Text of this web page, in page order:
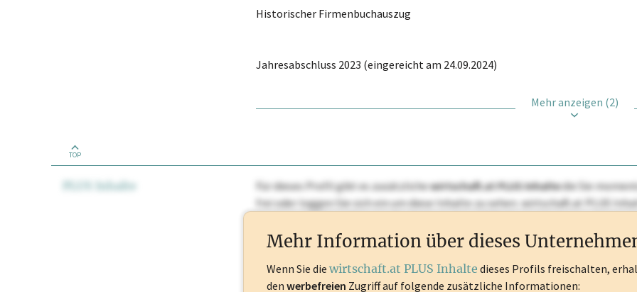
Historischer Firmenbuchauszug
Jahresabschluss 2023 (eingereicht am 24.09.2024)
Mehr anzeigen (2)
TOP
PLUS Inhalte Für dieses Profil gibt es zusätzlichewirtschaft.at PLUS Inhaltedie Sie
frei oder loggen Sie sich ein um diese Inhalte zu sehen. wirtschaft.at PLUS
Mehr Information über dieses
Wenn Sie die wirtschaft.at PLUS Inhalte dieses Profils freischalten,
den werbefreien Zugriff auf folgende zusätzliche Informationen: